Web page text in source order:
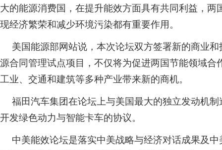
大的能源消费国，在提升能效方面具有共同利益，两
现经济繁荣和减少环境污染都有重要作用。
美国能源部网站说，本次论坛双方签署新的商业
源合同管理试点项目，不仅将为促进两国节能领域合
工业、交通和建筑等多种产业带来新的商机。
福田汽车集团在论坛上与美国最大的独立发动机
开发绿色动力与智能卡车的协议。
中美能效论坛是落实中美战略与经济对话成果及